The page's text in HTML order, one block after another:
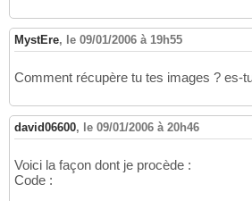
MystEre, le 09/01/2006 à 19h55
Comment récupère tu tes images ? es-
david06600, le 09/01/2006 à 20h46
Voici la façon dont je procède :
Code :